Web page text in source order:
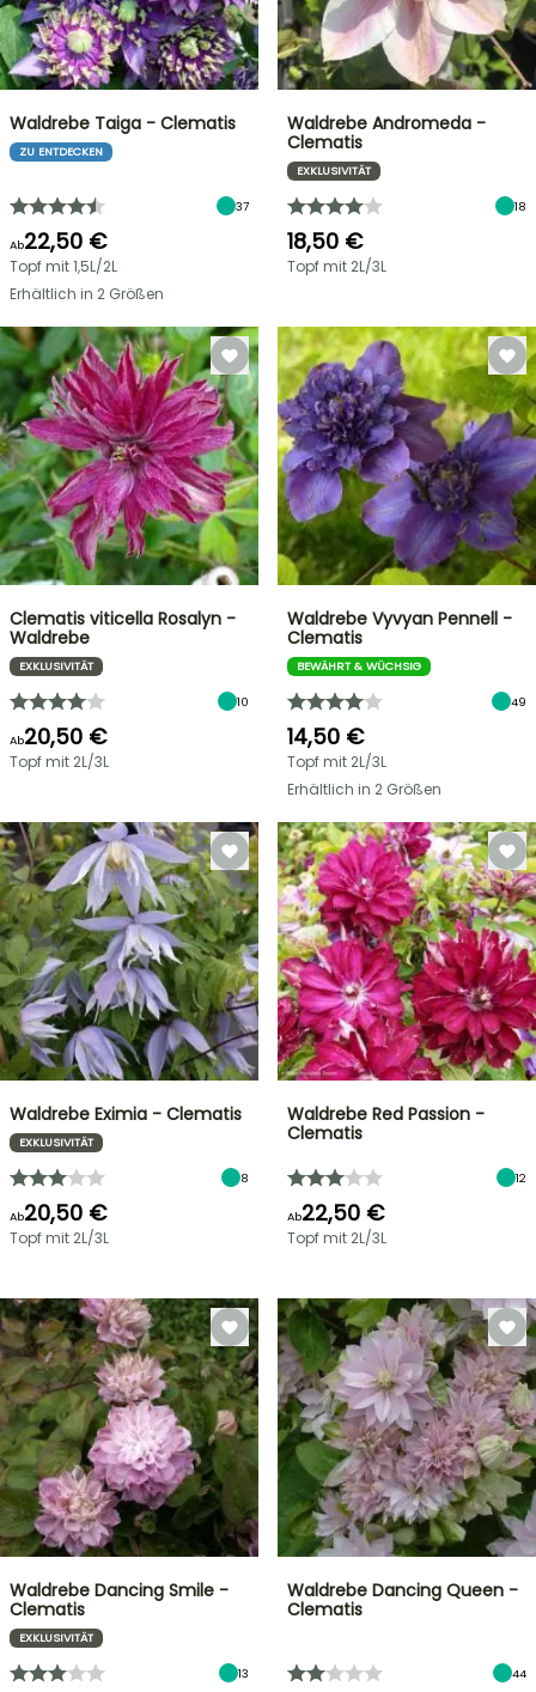
Waldrebe Taiga - Clematis
ZU ENTDECKEN
37
Ab22,50 €
Topf mit 1,5L/2L
Erhältlich in 2 Größen
Waldrebe Andromeda -
Clematis
EXKLUSIVITÄT
18
18,50 €
Topf mit 2L/3L
Clematis viticella Rosalyn -
Waldrebe
EXKLUSIVITÄT
10
Ab20,50 €
Topf mit 2L/3L
Waldrebe Vyvyan Pennell -
Clematis
BEWÄHRT & WÜCHSIG
49
14,50 €
Topf mit 2L/3L
Erhältlich in 2 Größen
Waldrebe Eximia - Clematis
EXKLUSIVITÄT
8
Ab20,50 €
Topf mit 2L/3L
Waldrebe Red Passion -
Clematis
12
Ab22,50 €
Topf mit 2L/3L
Waldrebe Dancing Smile -
Clematis
EXKLUSIVITÄT
13
Waldrebe Dancing Queen -
Clematis
44